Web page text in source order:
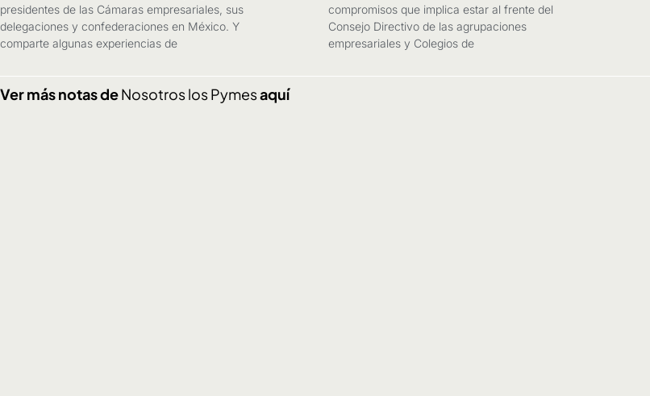
presidentes de las Cámaras empresariales, sus
delegaciones y confederaciones en México. Y
comparte algunas experiencias de
compromisos que implica estar al frente del
Consejo Directivo de las agrupaciones
empresariales y Colegios de
Ver más notas deNosotros los Pymesaquí